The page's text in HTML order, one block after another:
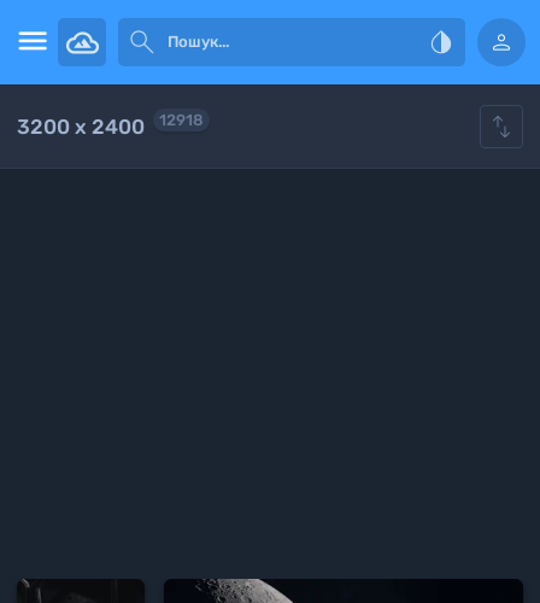
   
3200 x 2400 12918 